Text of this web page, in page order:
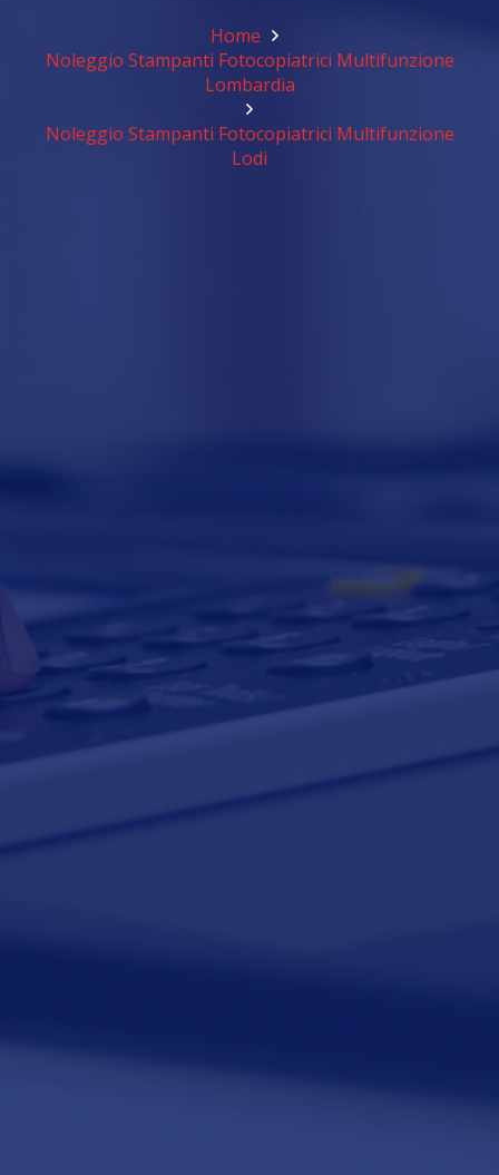
Home
Noleggio Stampanti Fotocopiatrici Multifunzione
Lombardia
Noleggio Stampanti Fotocopiatrici Multifunzione
Lodi